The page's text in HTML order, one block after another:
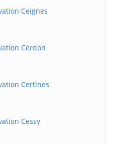
Ceignes
Cerdon
Certines
Cessy